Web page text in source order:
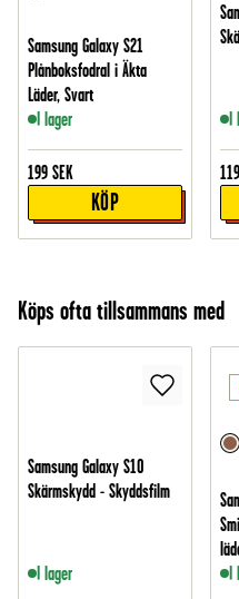
Samsung Galaxy S21
Plånboksfodral i Äkta
Läder, Svart
I lager
199 SEK
KÖP
I
119
Köps ofta tillsammans med
Samsung Galaxy S10
Skärmskydd - Skyddsfilm
I lager
I